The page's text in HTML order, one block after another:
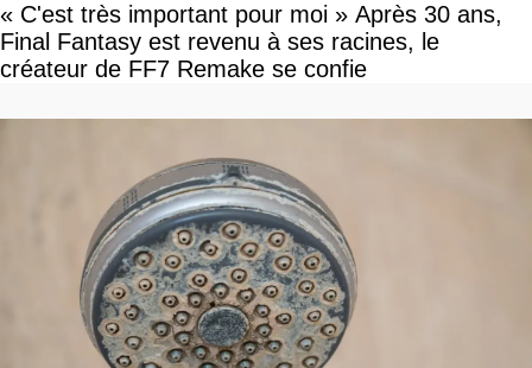
« C'est très important pour moi » Après 30 ans,
Final Fantasy est revenu à ses racines, le
créateur de FF7 Remake se confie